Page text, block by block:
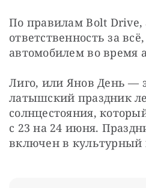
По правилам Bolt Drive,
ответственность за
автомобилем во время
Лиго, или Янов День —
латышский праздник
солнцестояния,
с 23 на 24 июня.
включен в культурный